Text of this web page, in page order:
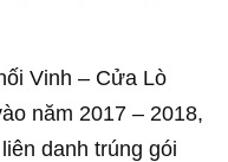
Vinh – Cửa Lò
năm 2017 – 2018,
danh trúng gói